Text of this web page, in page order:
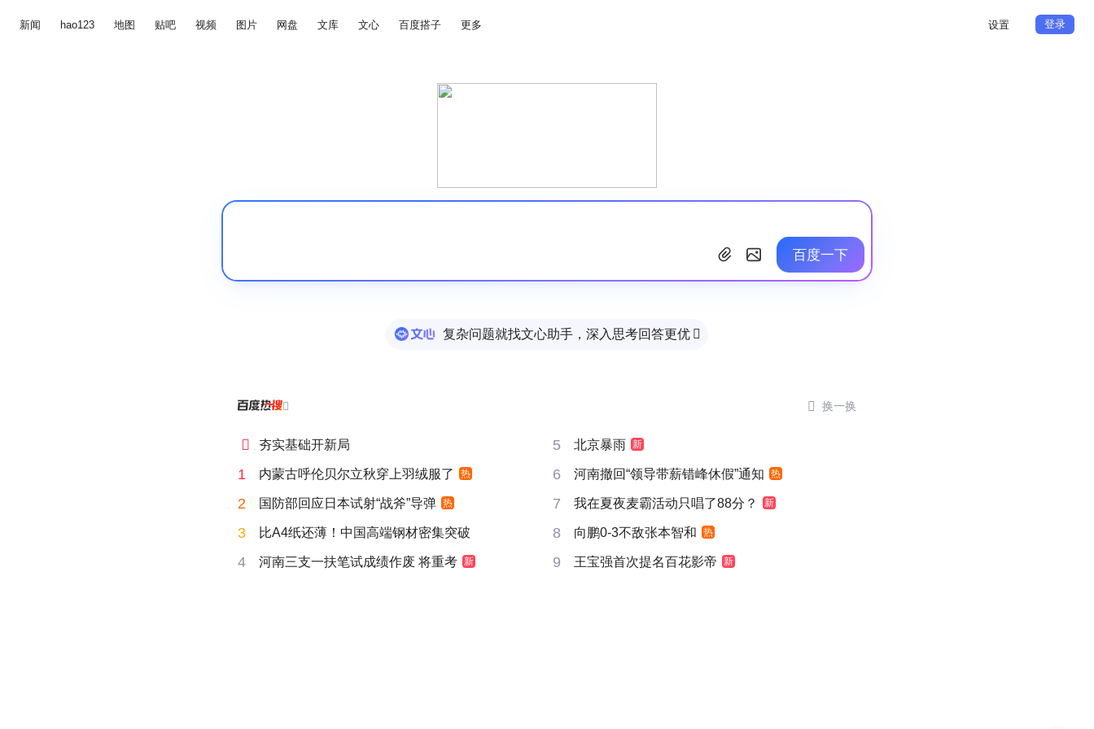
新闻 hao123 地图 贴吧 视频 图片 网盘 文库 文心 百度搭子 更多 设置 登录
百度一下
复杂问题就找文心助手，深入思考回答更优 
  换一换
 夯实基础开新局 5 北京暴雨 新
1 内蒙古呼伦贝尔立秋穿上羽绒服了 热 6 河南撤回“领导带薪错峰休假”通知 热
2 国防部回应日本试射“战斧”导弹 热 7 我在夏夜麦霸活动只唱了88分？ 新
3 比A4纸还薄！中国高端钢材密集突破 8 向鹏0-3不敌张本智和 热
4 河南三支一扶笔试成绩作废 将重考 新 9 王宝强首次提名百花影帝 新